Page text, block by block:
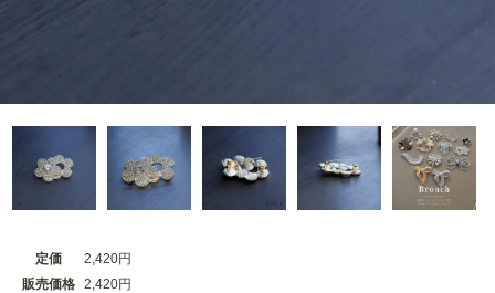
定価
2,420円
販売価格
2,420円